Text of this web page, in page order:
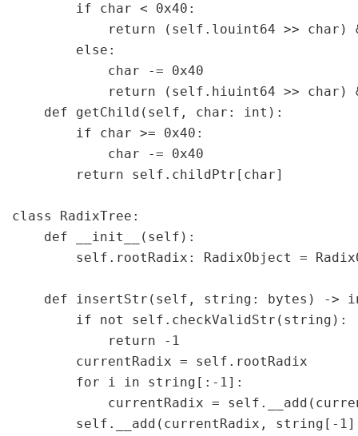
        if char < 0x40:
return (self.louint64 >> char)
        else:
            char -= 0x40
return (self.hiuint64 >> char)
    def getChild(self, char: int):
        if char >= 0x40:
            char -= 0x40
        return self.childPtr[char]
class RadixTree:
    def __init__(self):
self.rootRadix: RadixObject =
def insertStr(self, string: bytes) ->
        if not self.checkValidStr(string):
            return -1
        currentRadix = self.rootRadix
        for i in string[:-1]:
currentRadix =
self.__add(currentRadix, string[-